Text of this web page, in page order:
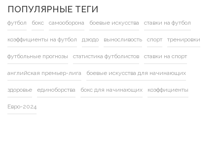
ПОПУЛЯРНЫЕ ТЕГИ
футбол бокс самооборона боевые искусства ставки на футбол
коэффициенты на футбол дзюдо выносливость спорт тренировки
футбольные прогнозы статистика футболистов ставки на спорт
английская премьер-лига боевые искусства для начинающих
здоровье единоборства бокс для начинающих коэффициенты
Евро-2024